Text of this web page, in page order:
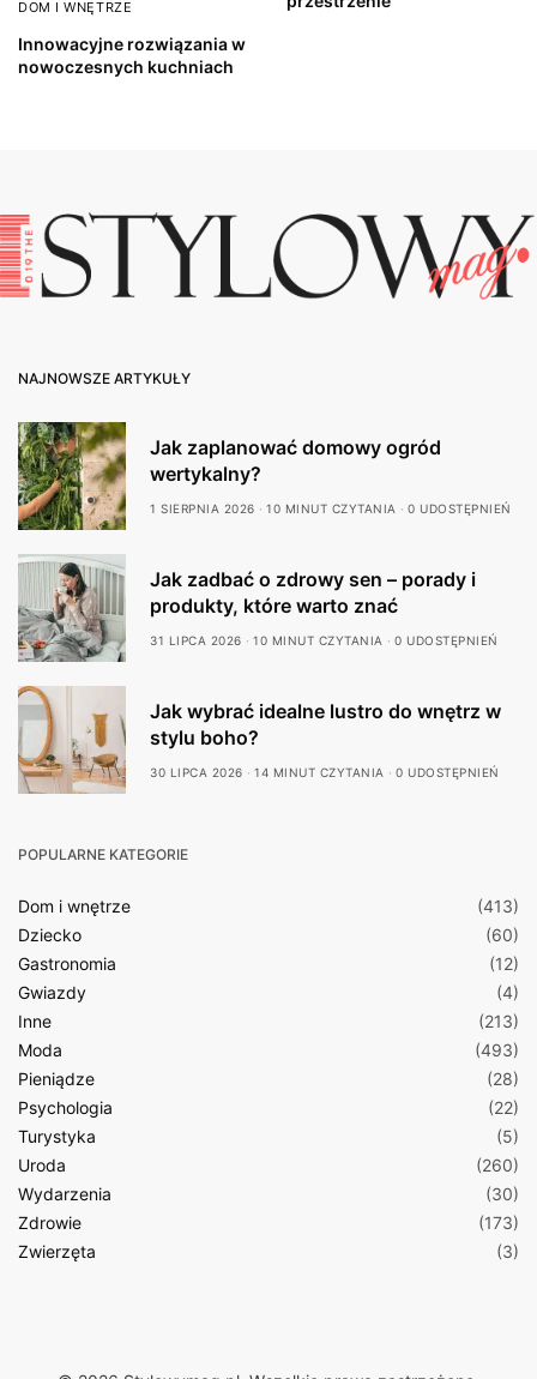
DOM I WNĘTRZE
Innowacyjne rozwiązania w
nowoczesnych kuchniach
NAJNOWSZE ARTYKUŁY
Jak zaplanować domowy ogród
wertykalny?
1 SIERPNIA 2026 10 MINUT CZYTANIA 0 UDOSTĘPNIEŃ
Jak zadbać o zdrowy sen – porady i
produkty, które warto znać
31 LIPCA 2026 10 MINUT CZYTANIA 0 UDOSTĘPNIEŃ
Jak wybrać idealne lustro do wnętrz w
stylu boho?
30 LIPCA 2026 14 MINUT CZYTANIA 0 UDOSTĘPNIEŃ
POPULARNE KATEGORIE
Dom i wnętrze
(413)
Dziecko
(60)
Gastronomia
(12)
Gwiazdy
(4)
Inne
(213)
Moda
(493)
Pieniądze
(28)
Psychologia
(22)
Turystyka
(5)
Uroda
(260)
Wydarzenia
(30)
Zdrowie
(173)
Zwierzęta
(3)